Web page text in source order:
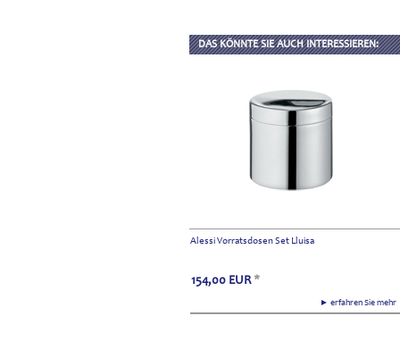
DAS KÖNNTE SIE AUCH INTERESSIEREN:
Alessi Vorratsdosen Set Lluisa
► erfahren Sie
154,00 EUR *